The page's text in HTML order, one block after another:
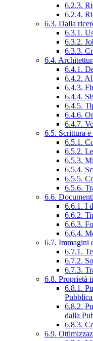
6.2.3.
6.2.4.
6.3. Dalla
6.3.1.
6.3.2.
6.3.3.
6.4.
6.4.1.
6.4.2.
6.4.3.
6.4.4.
6.4.5.
6.4.6.
6.4.7.
6.5. Scrittura
6.5.1.
6.5.2.
6.5.3.
6.5.4.
6.5.5.
6.5.6.
6.6. Documenti
6.6.1. I
6.6.2.
6.6.3.
6.6.4.
6.7. Immagini
6.7.1.
6.7.2.
6.7.3.
6.8. Proprietà
6.8.1.
6.8.2.
dalla
6.8.3.
6.9.